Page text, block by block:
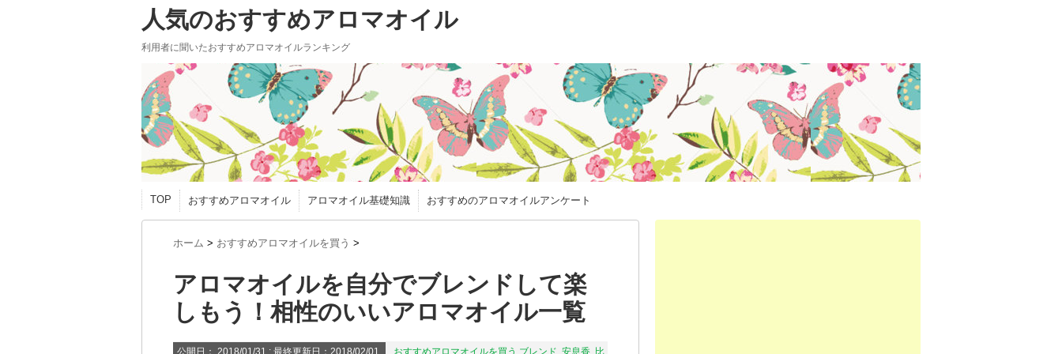
人気のおすすめアロマオイル
利用者に聞いたおすすめアロマオイルランキング
TOP おすすめアロマオイル アロマオイル基礎知識 おすすめのアロマオイルアンケート
ホーム > おすすめアロマオイルを買う >
アロマオイルを自分でブレンドして楽
しもう！相性のいいアロマオイル一覧
公開日： 2018/01/31 : 最終更新日：2018/02/01 おすすめアロマオイルを買う ブレンド 安息香 比